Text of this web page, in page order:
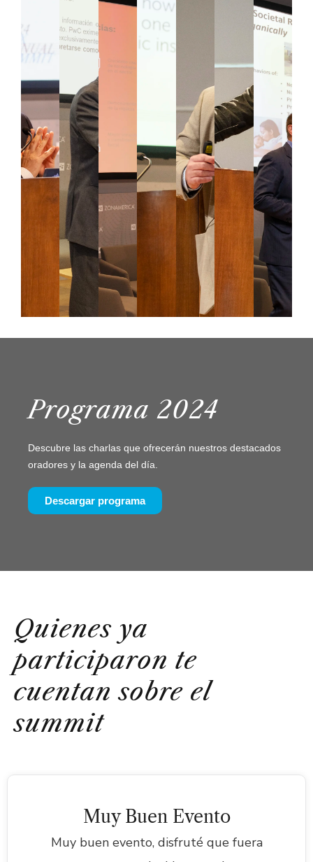
Programa 2024
Descubre las charlas que ofrecerán nuestros destacados
oradores y la agenda del día.
Descargar programa
Quienes ya
participaron te
cuentan sobre el
summit
Muy Buen Evento
Muy buen evento, disfruté que fuera